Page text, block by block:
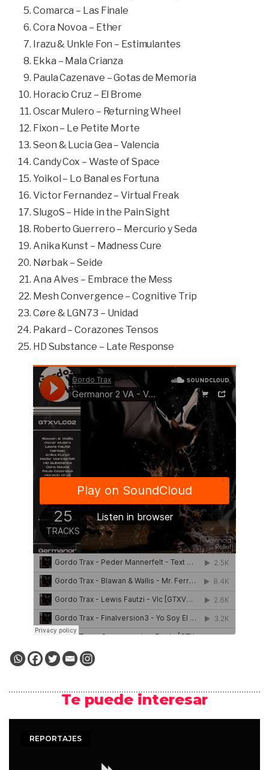
Comarca – Las Finale
Cora Novoa – Ether
Irazu & Unkle Fon – Estimulantes
Ekka – Mala Crianza
Paula Cazenave – Gotas de Memoria
Horacio Cruz – El Brome
Oscar Mulero – Returning Wheel
Fixon – Le Petite Morte
Seon & Lucia Gea – Valencia
Candy Cox – Waste of Space
Yoikol – Lo Banal es Fortuna
Victor Fernandez – Virtual Freak
SlugoS – Hide in the Pain Sight
Roberto Guerrero – Mercurio y Seda
Anika Kunst – Madness Cure
Nørbak – Seide
Ana Alves – Embrace the Mess
Mesh Convergence – Cognitive Trip
Cøre & LGN73 – Unidad
Pakard – Corazones Tensos
HD Substance – Late Response
Te puede interesar
REPORTAJES